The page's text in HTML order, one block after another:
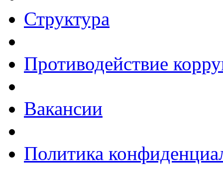
Структура
Противодействие
Вакансии
Политика